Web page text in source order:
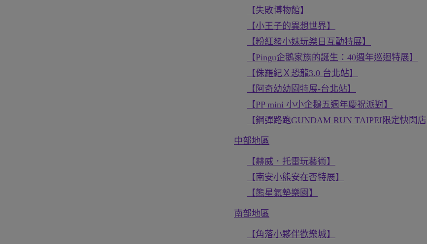
【失敗博物館】
【小王子的異想世界】
【粉紅豬小妹玩樂日互動特展】
【Pingu企鵝家族的誕生：40週年巡迴特展】
【侏羅紀Ｘ恐龍3.0 台北站】
【阿奇幼幼園特展-台北站】
【PP mini 小小企鵝五週年慶祝派對】
【鋼彈路跑GUNDAM RUN TAIPEI限定快閃店
中部地區
【赫威．托雷玩藝術】
【南安小熊安在否特展】
【熊星氣墊樂園】
南部地區
【角落小夥伴歡樂城】